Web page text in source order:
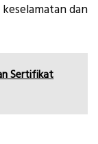
dan
Sertifikat